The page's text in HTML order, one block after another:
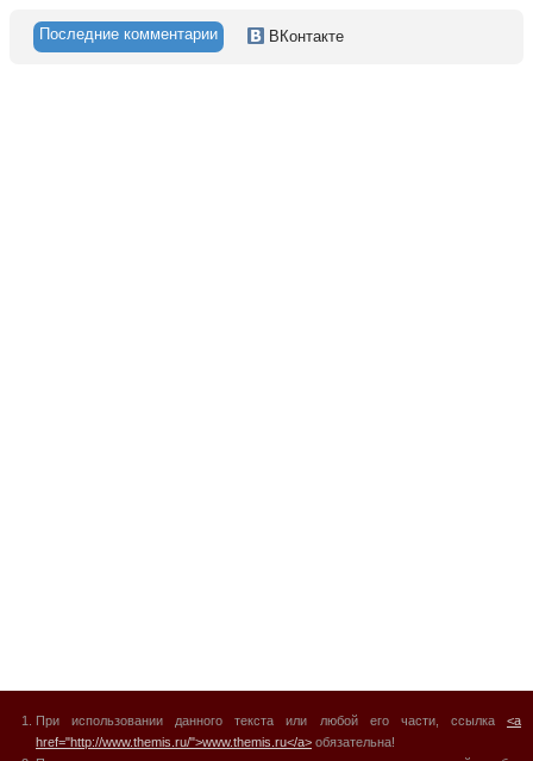
Последние комментарии ВКонтакте
При использовании данного текста или любой его части, ссылка <a
href="http://www.themis.ru/">www.themis.ru</a> обязательна!